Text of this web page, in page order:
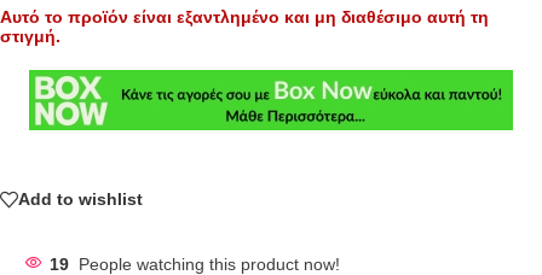
Αυτό το προϊόν είναι εξαντλημένο και μη διαθέσιμο αυτή τη
στιγμή.
Add to wishlist
19 People watching this product now!